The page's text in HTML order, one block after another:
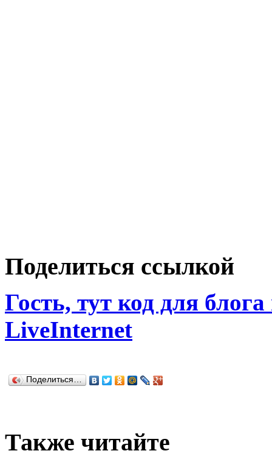
Поделиться ссылкой
Гость, тут код для
LiveInternet
Поделиться…
Также читайте